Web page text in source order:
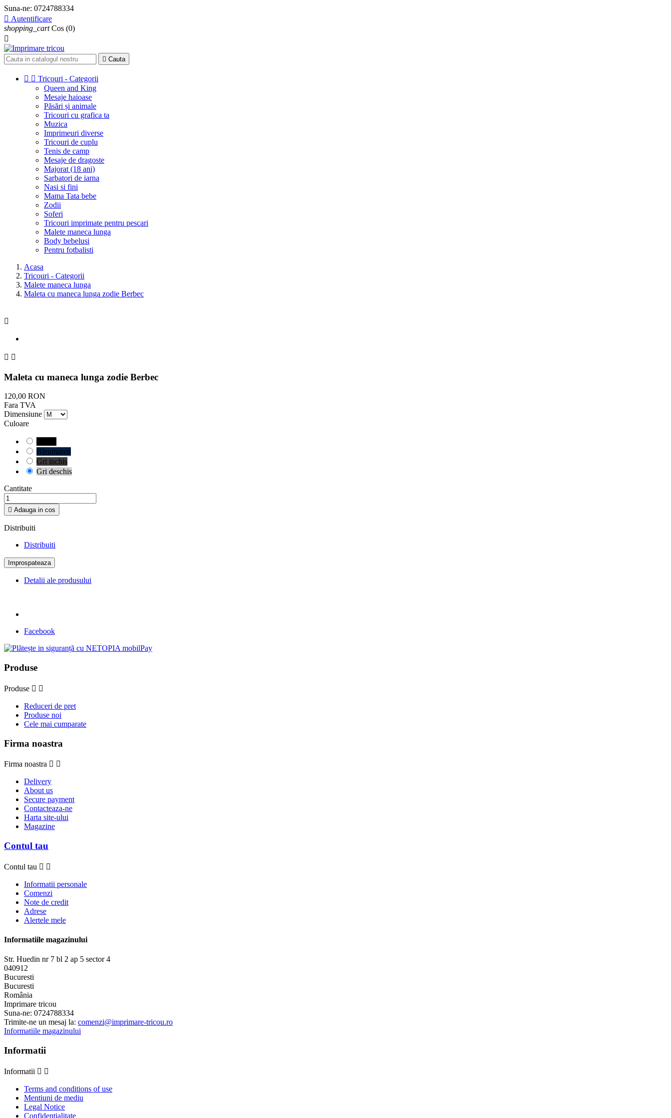
Suna-ne: 0724788334
 Autentificare
shopping_cart Cos (0)

 Cauta
  Tricouri - Categorii
Queen and King
Mesaje haioase
Păsări și animale
Tricouri cu grafica ta
Muzica
Imprimeuri diverse
Tricouri de cuplu
Tenis de camp
Mesaje de dragoste
Majorat (18 ani)
Sarbatori de iarna
Nasi si fini
Mama Tata bebe
Zodii
Soferi
Tricouri imprimate pentru pescari
Malete maneca lunga
Body bebelusi
Pentru fotbalisti
Acasa
Tricouri - Categorii
Malete maneca lunga
Maleta cu maneca lunga zodie Berbec

 
Maleta cu maneca lunga zodie Berbec
120,00 RON
Fara TVA
Dimensiune
Culoare
Bleumaren
Gri inchis
Gri deschis
Cantitate
 Adauga in cos
Distribuiti
Distribuiti
Detalii ale produsului
Facebook
Produse
Produse  
Reduceri de pret
Produse noi
Cele mai cumparate
Firma noastra
Firma noastra  
Delivery
About us
Secure payment
Contacteaza-ne
Harta site-ului
Magazine
Contul tau
Contul tau  
Informatii personale
Comenzi
Note de credit
Adrese
Alertele mele
Informatiile magazinului
Str. Huedin nr 7 bl 2 ap 5 sector 4
040912
Bucuresti
Bucuresti
România
Imprimare tricou
Suna-ne: 0724788334
Trimite-ne un mesaj la: comenzi@imprimare-tricou.ro
Informatiile magazinului
Informatii
Informatii  
Terms and conditions of use
Mentiuni de mediu
Legal Notice
Confidentialitate